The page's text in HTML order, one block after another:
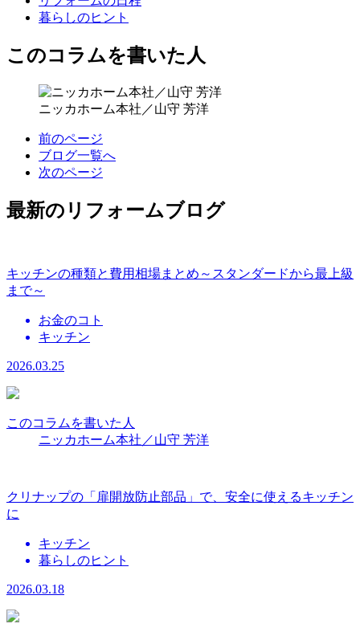
暮らしのヒント
このコラムを書いた人
ニッカホーム本社／山守 芳洋
前のページ
ブログ一覧へ
次のページ
最新のリフォームブログ
キッチンの種類と費用相場まとめ～スタンダードから最上級
まで～
お金のコト
キッチン
2026.03.25
このコラムを書いた人
ニッカホーム本社／山守 芳洋
クリナップの「扉開放防止部品」で、安全に使えるキッチン
に
キッチン
暮らしのヒント
2026.03.18